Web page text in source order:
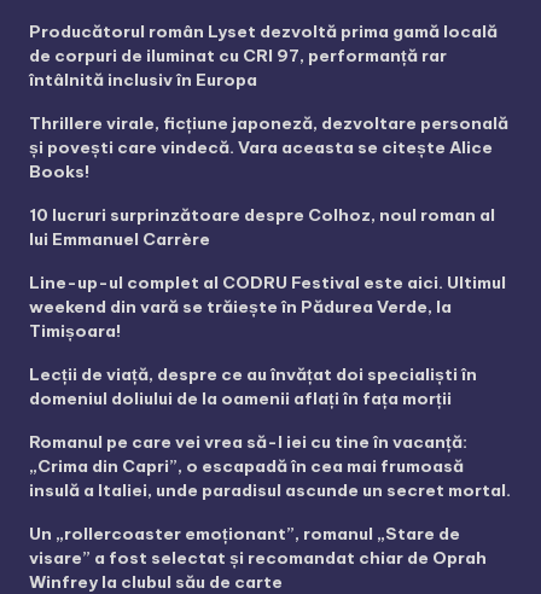
Producătorul român Lyset dezvoltă prima gamă locală
de corpuri de iluminat cu CRI 97, performanță rar
întâlnită inclusiv în Europa
Thrillere virale, ficțiune japoneză, dezvoltare personală
și povești care vindecă. Vara aceasta se citește Alice
Books!
10 lucruri surprinzătoare despre Colhoz, noul roman al
lui Emmanuel Carrère
Line-up-ul complet al CODRU Festival este aici. Ultimul
weekend din vară se trăiește în Pădurea Verde, la
Timișoara!
Lecții de viață, despre ce au învățat doi specialiști în
domeniul doliului de la oamenii aflați în fața morții
Romanul pe care vei vrea să-l iei cu tine în vacanță:
„Crima din Capri”, o escapadă în cea mai frumoasă
insulă a Italiei, unde paradisul ascunde un secret mortal.
Un „rollercoaster emoționant”, romanul „Stare de
visare” a fost selectat și recomandat chiar de Oprah
Winfrey la clubul său de carte